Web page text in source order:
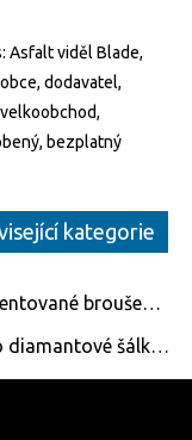
Asfalt viděl Blade,
dodavatel,
bezplatný
kategorie
broušení
šálků
diamantové šálky
kol